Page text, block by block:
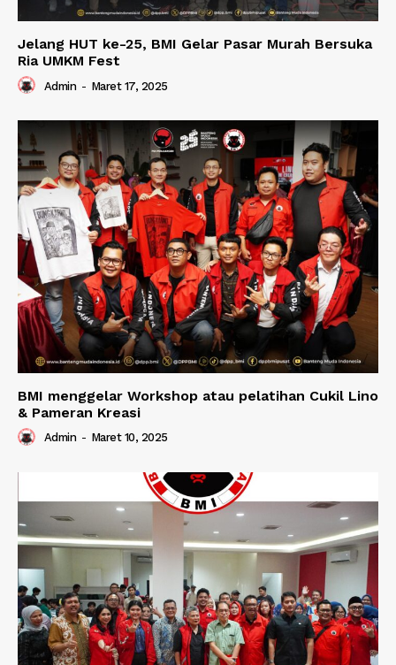
Jelang HUT ke-25, BMI Gelar Pasar Murah Bersuka
Ria UMKM Fest
Admin - Maret 17, 2025
BMI menggelar Workshop atau pelatihan Cukil Lino
& Pameran Kreasi
Admin - Maret 10, 2025